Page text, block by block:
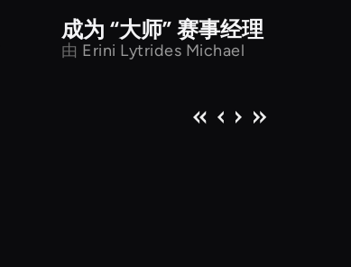
成为 “大师” 赛事经理
由 Erini Lytrides Michael